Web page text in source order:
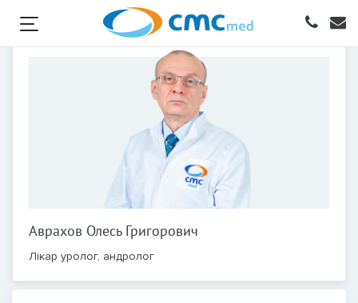
Аврахов Олесь Григорович
Лікар уролог, андролог